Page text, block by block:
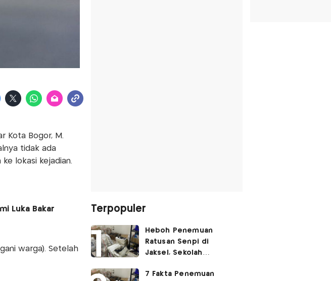
Kota Bogor, M.
tidak ada
lokasi kejadian.
Luka Bakar
warga). Setelah
Terpopuler
Heboh Penemuan
Ratusan Senpi di
Jaksel, Sekolah
Kegiatan Eskul
7 Fakta Penemuan